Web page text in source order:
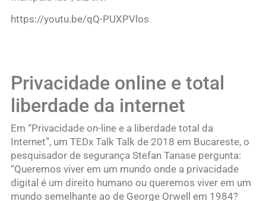
https://youtu.be/qQ-PUXPVlos
Privacidade online e total
liberdade da internet
Em “Privacidade on-line e a liberdade total da
Internet”, um TEDx Talk Talk de 2018 em Bucareste, o
pesquisador de segurança Stefan Tanase pergunta:
“Queremos viver em um mundo onde a privacidade
digital é um direito humano ou queremos viver em um
mundo semelhante ao de George Orwell em 1984?